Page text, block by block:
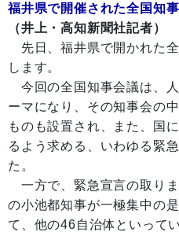
福井県で開催された全国知
（井上・高知新聞社記者）
先日、福井県で開かれた
します。
今回の全国知事会議は、
ーマになり、その知事会の
ものも設置され、また、国
るよう求める、いわゆる緊
た。
一方で、緊急宣言の取り
の小池都知事が一極集中の
て、他の46自治体といって